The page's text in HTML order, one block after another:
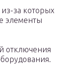
за которых
элементы
отключения